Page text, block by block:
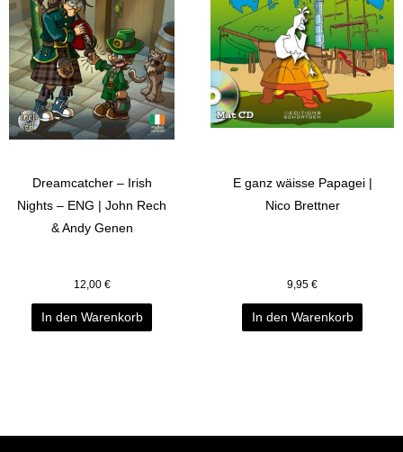
Dreamcatcher – Irish
Nights – ENG | John Rech
& Andy Genen
12,00 €
In den Warenkorb
E ganz wäisse Papagei |
Nico Brettner
9,95 €
In den Warenkorb